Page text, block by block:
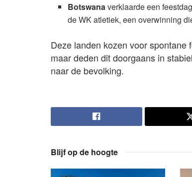
Botswanaverklaarde een
de WK atletiek, een overwinning
Deze landen kozen voor
maar deden dit doorgaans in
naar de bevolking.
Blijf op de hoogte